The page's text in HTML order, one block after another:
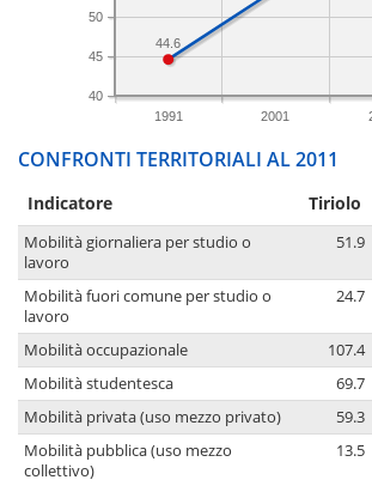
1991 2001
40
45
50
44.6
CONFRONTI TERRITORIALI AL 2011
Indicatore Tiriolo
Mobilità giornaliera per studio o
lavoro
51.9
Mobilità fuori comune per studio o
lavoro
24.7
Mobilità occupazionale 107.4
Mobilità studentesca
69.7
Mobilità privata (uso mezzo privato)
59.3
Mobilità pubblica (uso mezzo
collettivo)
13.5